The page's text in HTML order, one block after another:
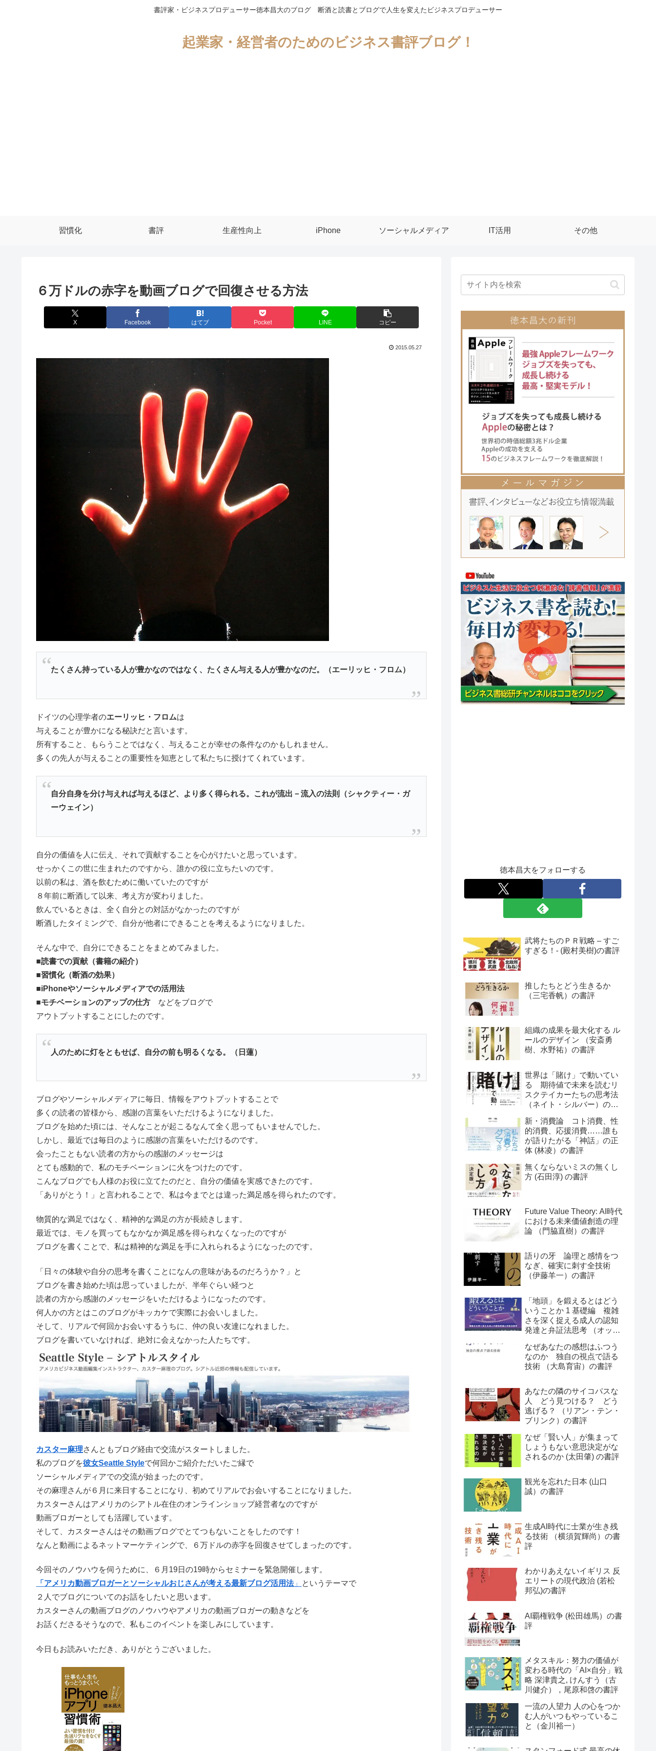
書評家・ビジネスプロデューサー徳本昌大のブログ 断酒と読書とブログで人生を変えたビジネスプロデューサー
起業家・経営者のためのビジネス書評ブログ！
習慣化 書評 生産性向上 iPhone ソーシャルメディア IT活用 その他
６万ドルの赤字を動画ブログで回復させる方法
X Facebook はてブ Pocket LINE コピー
2015.05.27
たくさん持っている人が豊かなのではなく、たくさん与える人が豊かなのだ。（エーリッヒ・フロム）
ドイツの心理学者のエーリッヒ・フロムは
与えることが豊かになる秘訣だと言います。
所有すること、もらうことではなく、与えることが幸せの条件なのかもしれません。
多くの先人が与えることの重要性を知恵として私たちに授けてくれています。
自分自身を分け与えれば与えるほど、より多く得られる。これが流出－流入の法則（シャクティー・ガ
ーウェイン）
自分の価値を人に伝え、それで貢献することを心がけたいと思っています。
せっかくこの世に生まれたのですから、誰かの役に立ちたいのです。
以前の私は、酒を飲むために働いていたのですが
８年前に断酒して以来、考え方が変わりました。
飲んでいるときは、全く自分との対話がなかったのですが
断酒したタイミングで、自分が他者にできることを考えるようになりました。
そんな中で、自分にできることをまとめてみました。
■読書での貢献（書籍の紹介）
■習慣化（断酒の効果）
■iPhoneやソーシャルメディアでの活用法
■モチベーションのアップの仕方 などをブログで
アウトプットすることにしたのです。
人のために灯をともせば、自分の前も明るくなる。（日蓮）
ブログやソーシャルメディアに毎日、情報をアウトプットすることで
多くの読者の皆様から、感謝の言葉をいただけるようになりました。
ブログを始めた頃には、そんなことが起こるなんて全く思ってもいませんでした。
しかし、最近では毎日のように感謝の言葉をいただけるのです。
会ったこともない読者の方からの感謝のメッセージは
とても感動的で、私のモチベーションに火をつけたのです。
こんなブログでも人様のお役に立てたのだと、自分の価値を実感できたのです。
「ありがとう！」と言われることで、私は今までとは違った満足感を得られたのです。
物質的な満足ではなく、精神的な満足の方が長続きします。
最近では、モノを買ってもなかなか満足感を得られなくなったのですが
ブログを書くことで、私は精神的な満足を手に入れられるようになったのです。
「日々の体験や自分の思考を書くことになんの意味があるのだろうか？」と
ブログを書き始めた頃は思っていましたが、半年ぐらい経つと
読者の方から感謝のメッセージをいただけるようになったのです。
何人かの方とはこのブログがキッカケで実際にお会いしました。
そして、リアルで何回かお会いするうちに、仲の良い友達になれました。
ブログを書いていなければ、絶対に会えなかった人たちです。
カスター麻理さんともブログ経由で交流がスタートしました。
私のブログを彼女Seattle Styleで何回かご紹介ただいたご縁で
ソーシャルメディアでの交流が始まったのです。
その麻理さんが６月に来日することになり、初めてリアルでお会いすることになりました。
カスターさんはアメリカのシアトル在住のオンラインショップ経営者なのですが
動画ブロガーとしても活躍しています。
そして、カスターさんはその動画ブログでとてつもないことをしたのです！
なんと動画によるネットマーケティングで、
６万ドルの赤字を回復させてしまったのです。
今回そのノウハウを伺うために、６月19日の19時からセミナーを緊急開催します。
「アメリカ動画ブロガーとソーシャルおじさんが考える最新ブログ活用法」
というテーマで
２人でブログについてのお話をしたいと思います。
カスターさんの動画ブログのノウハウやアメリカの動画ブロガーの動きなどを
お話くださるそうなので、私もこのイベントを楽しみにしています。
今日もお読みいただき、ありがとうございました。
徳本昌大をフォローする
武将たちのＰＲ戦略 – すご
すぎる！- (殿村美樹)の書評
推したちとどう生きるか
（三宅香帆）の書評
組織の成果を最大化する ル
ールのデザイン （安斎勇
樹、水野祐）の書評
世界は「賭け」で動いてい
る 期待値で未来を読むリ
スクテイカーたちの思考法
（ネイト・シルバー）の書
新・消費論 コト消費、性
的消費、応援消費……誰も
が語りたがる「神話」の正
体 (林凌）の書評
無くならないミスの無くし
方 (石田淳) の書評
Future Value Theory: AI時代
における未来価値創造の理
論 （門脇直樹）の書評
語りの牙 論理と感情をつ
なぎ、確実に刺す全技術
（伊藤羊一）の書評
「地頭」を鍛えるとはどう
いうことか 1 基礎編 複雑
さを深く捉える成人の認知
発達と弁証法思考 （オット
なぜあなたの感想はふつう
なのか 独自の視点で語る
技術 （大島育宙）の書評
あなたの隣のサイコパスな
人 どう見つける？ どう
逃げる？ （リアン・テン・
ブリンク）の書評
なぜ「賢い人」が集まって
しょうもない意思決定がな
されるのか (太田肇) の書評
観光を忘れた日本 (山口
誠）の書評
生成AI時代に士業が生き残
る技術 （横須賀輝尚）の書
評
わかりあえないイギリス 反
エリートの現代政治 (若松
邦弘)の書評
AI覇権戦争 (松田雄馬）の書
評
メタスキル：努力の価値が
変わる時代の「AI×自分」戦
略 深津貴之, けんすう（古
川健介），尾原和啓の書評
一流の人望力 人の心をつか
む人がいつもやっているこ
と（金川裕一）